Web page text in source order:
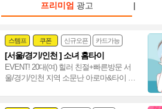
프리미엄 광고 |
스템프 쿠폰 신규오픈 카드가능
24시 홈케어
[서울/경기/인천 ] 소녀 홈타이
EVENT! 20대(여) 힐러 친절+빠른방문 서
울/경기/인천 지역 소문난 아로마&타이 시